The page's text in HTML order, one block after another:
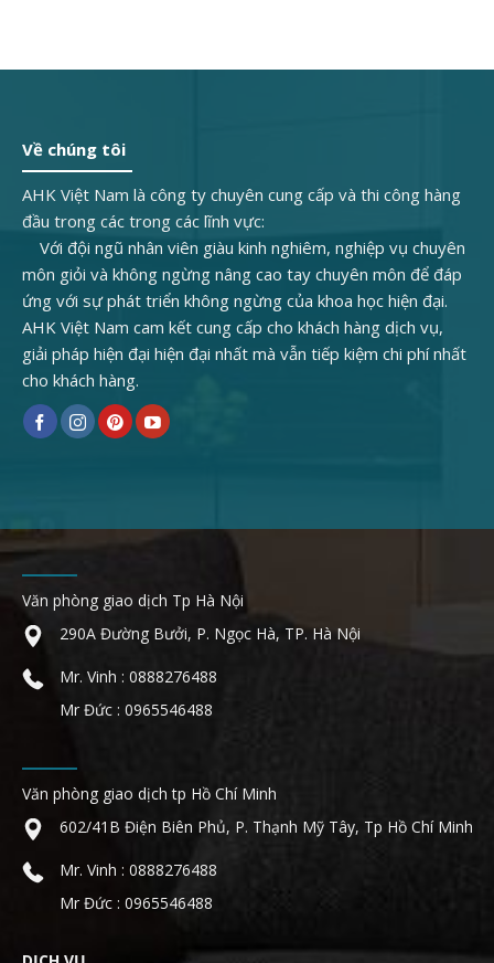
Về chúng tôi
AHK Việt Nam là công ty chuyên cung cấp và thi công hàng
đầu trong các trong các lĩnh vực:
Với đội ngũ nhân viên giàu kinh nghiêm, nghiệp vụ chuyên
môn giỏi và không ngừng nâng cao tay chuyên môn để đáp
ứng với sự phát triển không ngừng của khoa học hiện đại.
AHK Việt Nam cam kết cung cấp cho khách hàng dịch vụ,
giải pháp hiện đại hiện đại nhất mà vẫn tiếp kiệm chi phí nhất
cho khách hàng.
Văn phòng giao dịch Tp Hà Nội
290A Đường Bưởi, P. Ngọc Hà, TP. Hà Nội
Mr. Vinh : 0888276488
Mr Đức : 0965546488
Văn phòng giao dịch tp Hồ Chí Minh
602/41B Điện Biên Phủ, P. Thạnh Mỹ Tây, Tp Hồ Chí Minh
Mr. Vinh : 0888276488
Mr Đức : 0965546488